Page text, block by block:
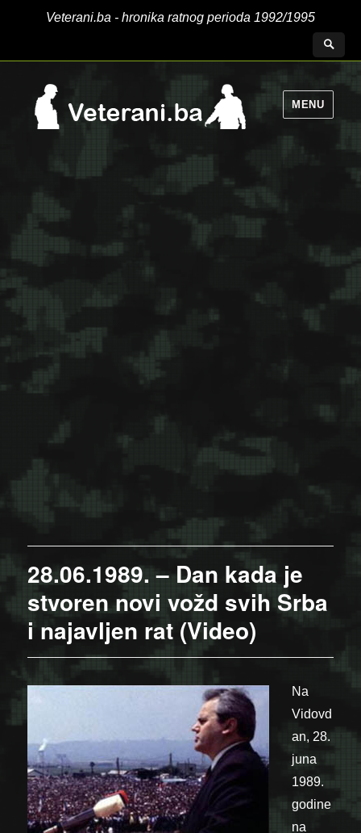
Veterani.ba - hronika ratnog perioda 1992/1995
MENU
28.06.1989. – Dan kada je
stvoren novi vožd svih Srba
i najavljen rat (Video)
Na
Vidovd
an, 28.
juna
1989.
godine
na